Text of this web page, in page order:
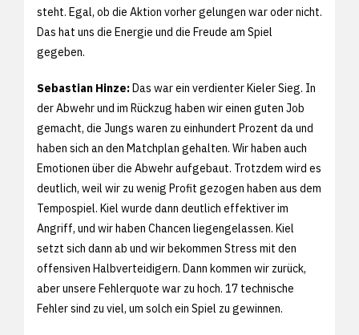
steht. Egal, ob die Aktion vorher gelungen war oder nicht.
Das hat uns die Energie und die Freude am Spiel
gegeben.
Sebastian Hinze:Das war ein verdienter Kieler Sieg. In
der Abwehr und im Rückzug haben wir einen guten Job
gemacht, die Jungs waren zu einhundert Prozent da und
haben sich an den Matchplan gehalten. Wir haben auch
Emotionen über die Abwehr aufgebaut. Trotzdem wird es
deutlich, weil wir zu wenig Profit gezogen haben aus dem
Tempospiel. Kiel wurde dann deutlich effektiver im
Angriff, und wir haben Chancen liegengelassen. Kiel
setzt sich dann ab und wir bekommen Stress mit den
offensiven Halbverteidigern. Dann kommen wir zurück,
aber unsere Fehlerquote war zu hoch. 17 technische
Fehler sind zu viel, um solch ein Spiel zu gewinnen.